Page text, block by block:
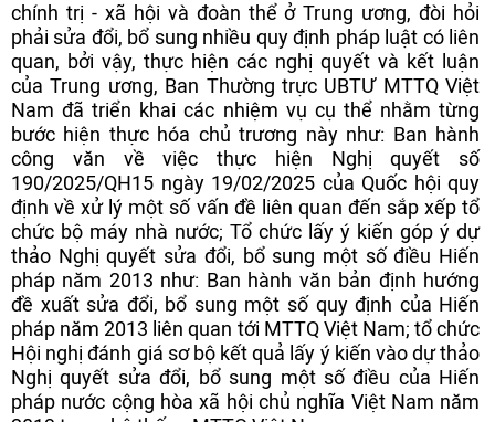
chính trị - xã hội và đoàn thể ở Trung ương, đòi hỏi
phải sửa đổi, bổ sung nhiều quy định pháp luật có liên
quan, bởi vậy, thực hiện các nghị quyết và kết luận
của Trung ương, Ban Thường trực UBTƯ MTTQ Việt
Nam đã triển khai các nhiệm vụ cụ thể nhằm từng
bước hiện thực hóa chủ trương này như: Ban hành
công văn về việc thực hiện Nghị quyết số
190/2025/QH15 ngày 19/02/2025 của Quốc hội quy
định về xử lý một số vấn đề liên quan đến sắp xếp tổ
chức bộ máy nhà nước; Tổ chức lấy ý kiến góp ý dự
thảo Nghị quyết sửa đổi, bổ sung một số điều Hiến
pháp năm 2013 như: Ban hành văn bản định hướng
đề xuất sửa đổi, bổ sung một số quy định của Hiến
pháp năm 2013 liên quan tới MTTQ Việt Nam; tổ chức
Hội nghị đánh giá sơ bộ kết quả lấy ý kiến vào dự thảo
Nghị quyết sửa đổi, bổ sung một số điều của Hiến
pháp nước cộng hòa xã hội chủ nghĩa Việt Nam năm